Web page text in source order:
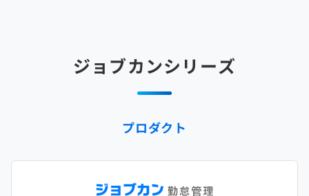
ジョブカンシリーズ
プロダクト